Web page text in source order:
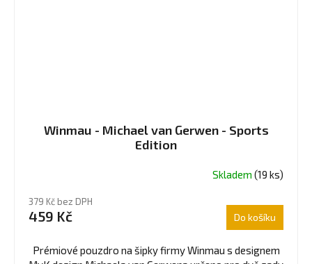
Winmau - Michael van Gerwen - Sports
Edition
Skladem (19 ks)
379 Kč bez DPH
459 Kč Do košíku
Prémiové pouzdro na šipky firmy Winmau s designem